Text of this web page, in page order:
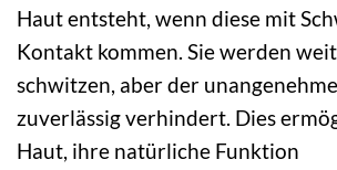
Haut entsteht, wenn diese mit
Kontakt kommen. Sie werden
schwitzen, aber der
zuverlässig verhindert. Dies
Haut, ihre natürliche Funktion